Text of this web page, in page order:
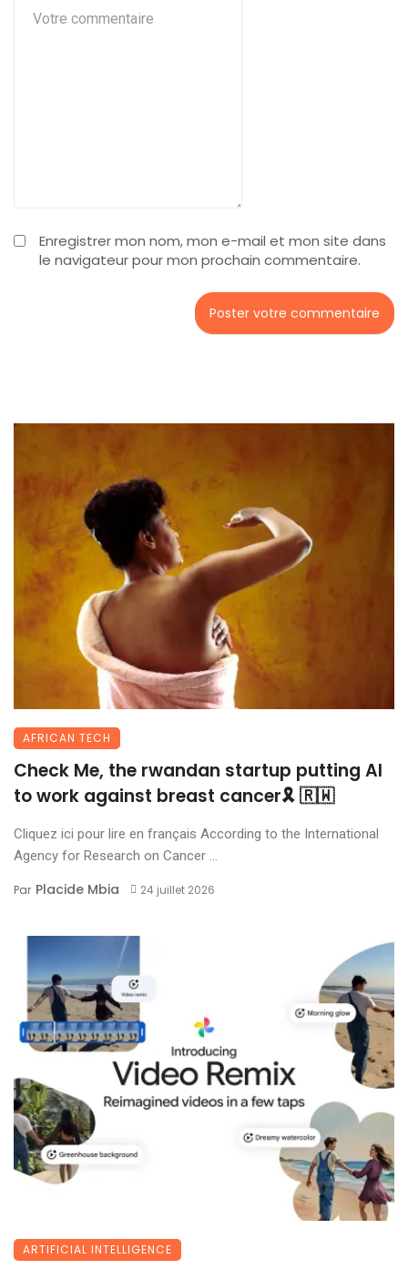
Enregistrer mon nom, mon e-mail et mon site dans
le navigateur pour mon prochain commentaire.
AFRICAN TECH
Check Me, the rwandan startup putting AI
to work against breast cancer🎗 🇷🇼
Cliquez ici pour lire en français According to the International
Agency for Research on Cancer ...
Par Placide Mbia 24 juillet 2026
ARTIFICIAL INTELLIGENCE